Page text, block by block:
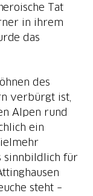
Tat
in ihrem
das
des
verbürgt ist,
Alpen rund
ein
sinnbildlich für
steht –